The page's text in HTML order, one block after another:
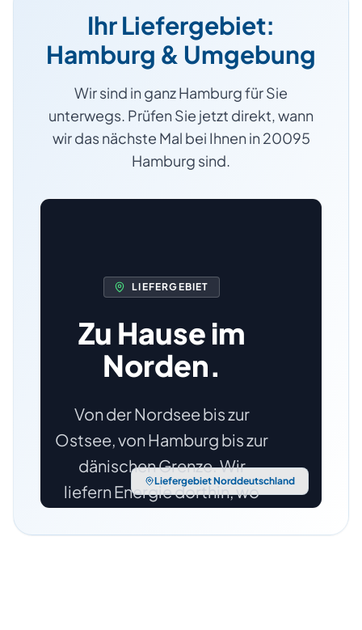
Ihr Liefergebiet:
Hamburg & Umgebung
Wir sind in ganzHamburgfür Sie
unterwegs. Prüfen Sie jetzt direkt, wann
wir das nächste Mal bei Ihnenin20095
Hamburg sind.
LIEFERGEBIET
Zu Hause im
Norden.
Von der Nordsee bis zur
Ostsee, von Hamburg bis zur
dänischen Grenze. Wir
liefern Energie dorthin, wo
Liefergebiet Norddeutschland